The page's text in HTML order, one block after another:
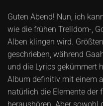
Guten Abend! Nun, ich
wie die frühen Trelldom-,
Alben klingen wird.
geschrieben, während
und die Lyrics gekümmert
Album definitiv mit einem
natürlich die Elemente der